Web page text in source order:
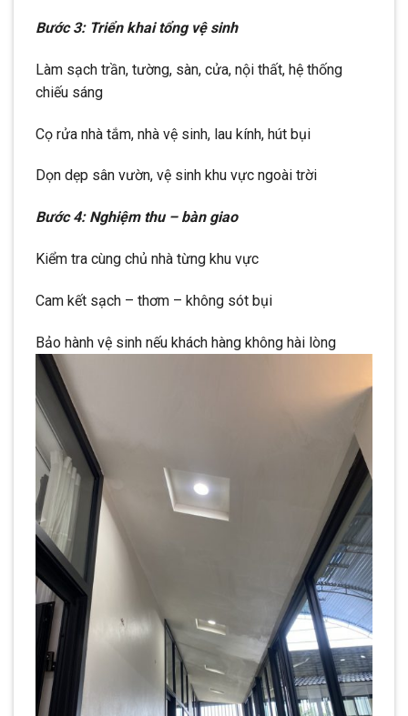
Bước 3: Triển khai tổng vệ sinh
Làm sạch trần, tường, sàn, cửa, nội thất, hệ thống
chiếu sáng
Cọ rửa nhà tắm, nhà vệ sinh, lau kính, hút bụi
Dọn dẹp sân vườn, vệ sinh khu vực ngoài trời
Bước 4: Nghiệm thu – bàn giao
Kiểm tra cùng chủ nhà từng khu vực
Cam kết sạch – thơm – không sót bụi
Bảo hành vệ sinh nếu khách hàng không hài lòng